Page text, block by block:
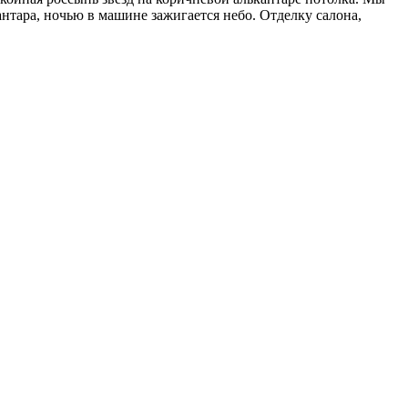
ночью в машине зажигается небо. Отделку салона,